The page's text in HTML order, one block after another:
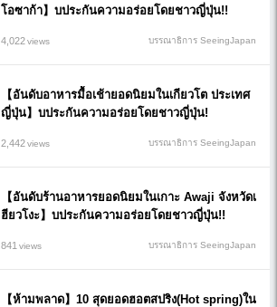
โอซาก้า】บประกันความอร่อยโดยชาวญี่ปุ่น!!
4,022views บรรณาธิการ SeeingJapan
【อันดับอาหารมื้อเช้ายอดนิยมในเกียวโต ประเทศ
ญี่ปุ่น】บประกันความอร่อยโดยชาวญี่ปุ่น!
2,442views บรรณาธิการ SeeingJapan
【อันดับร้านอาหารยอดนิยมในเกาะ Awaji จังหวัดเ
ฮียวโงะ】บประกันความอร่อยโดยชาวญี่ปุ่น!!
841 views บรรณาธิการ SeeingJapan
【ห้ามพลาด】10 สุดยอดฮอตสปริง(Hot spring)ใน